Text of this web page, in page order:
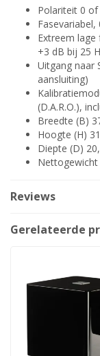
Polariteit 0 of
Fasevariabel,
Extreem lage
+3 dB bij 25
Uitgang naar
aansluiting)
(D.A.R.O.),
Breedte (B)
Hoogte (H)
Diepte (D)
Nettogewicht
Reviews
Gerelateerde